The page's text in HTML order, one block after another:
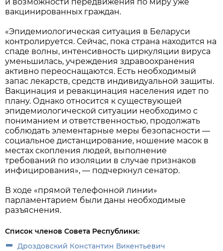
вакцинированных граждан.
«Эпидемиологическая ситуация в Беларуси
контролируется. Сейчас, пока страна находится на
спаде волны, интенсивность циркуляции вируса
уменьшилась, учреждения здравоохранения
активно переоснащаются. Есть необходимый
запас лекарств, средств индивидуальной защиты.
Вакцинация и ревакцинация населения идет по
плану. Однако относится к существующей
эпидемиологической ситуации необходимо с
пониманием и ответственностью, продолжать
соблюдать элементарные меры безопасности —
социальное дистанцирование, ношение масок в
местах скопления людей, выполнение
требований по изоляции в случае признаков
инфицирования», — подчеркнул сенатор.
В ходе «прямой телефонной линии»
парламентарием были даны необходимые
разъяснения.
Список членов Совета Республики:
Дроздовский Константин Викентьевич